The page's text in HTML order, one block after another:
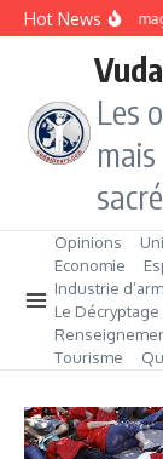
Aller au contenu
Hot NewsLe
Les
Opinions
Economie
Industrie
Le Décryptage
Tourisme